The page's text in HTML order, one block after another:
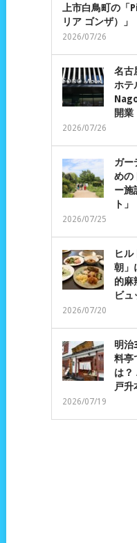
上市白鳥町の
リア ゴンザ）」
2026/07/26
名古
ホテ
開業
2026/07/26
ガー
めの
ー施
ト」
2026/07/25
ヒル
朝」
的麻
ビュ
2026/07/20
明治
料亭
は？
戸升
2026/07/19